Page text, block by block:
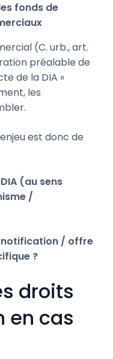
fonds de
(C. urb., art.
préalable de
de la DIA «
les
est donc de
(au sens
/
notification / offre
?
droits
en cas